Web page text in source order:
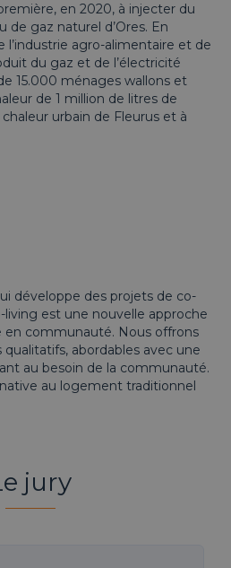
en 2020, à injecter du
de gaz naturel d’Ores. En
l’industrie agro-alimentaire et de
du gaz et de l’électricité
15.000 ménages wallons et
de 1 million de litres de
urbain de Fleurus et à
développe des projets de co-
est une nouvelle approche
communauté. Nous offrons
abordables avec une
au besoin de la communauté.
au logement traditionnel
jury